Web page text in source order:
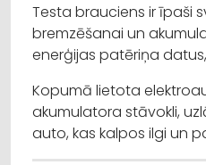
Testa brauciens ir īpaši
bremzēšanai un
enerģijas patēriņa
Kopumā lietota
akumulatora stāvokli,
auto, kas kalpos ilgi un